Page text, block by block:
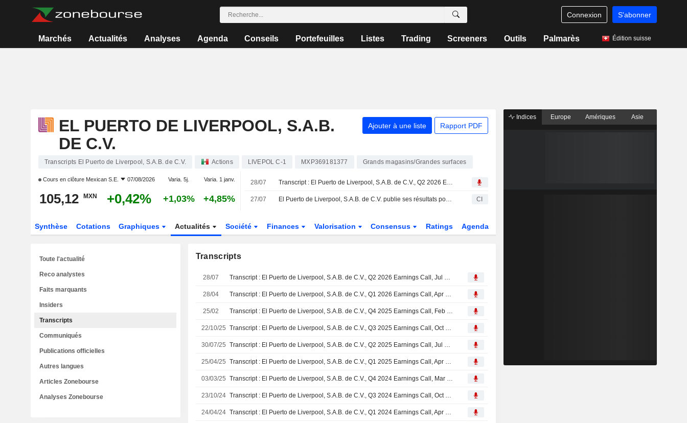
Connexion S'abonner
Marchés Actualités Analyses Agenda Conseils Portefeuilles Listes Trading Screeners Outils Palmarès Édition suisse
EL PUERTO DE LIVERPOOL, S.A.B.
DE C.V.
Ajouter à une liste Rapport PDF
Transcripts El Puerto de Liverpool, S.A.B. de C.V. Actions LIVEPOL C-1 MXP369181377 Grands magasins/Grandes surfaces
Cours en clôture Mexican S.E. 07/08/2026 Varia. 5j. Varia. 1 janv.
105,12 MXN +0,42% +1,03% +4,85%
28/07 Transcript : El Puerto de Liverpool, S.A.B. de C.V., Q2 2026 Earnings Call, Jul 28, 2026
27/07 El Puerto de Liverpool, S.A.B. de C.V. publie ses résultats pour le deuxième trimestre et le premier semestre clos le 30 juin 2026 CI
Synthèse Cotations Graphiques Actualités Société Finances Valorisation Consensus Ratings Agenda
Transcripts
28/07 Transcript : El Puerto de Liverpool, S.A.B. de C.V., Q2 2026 Earnings Call, Jul 28, 2026
28/04 Transcript : El Puerto de Liverpool, S.A.B. de C.V., Q1 2026 Earnings Call, Apr 28, 2026
25/02 Transcript : El Puerto de Liverpool, S.A.B. de C.V., Q4 2025 Earnings Call, Feb 24, 2026
22/10/25 Transcript : El Puerto de Liverpool, S.A.B. de C.V., Q3 2025 Earnings Call, Oct 22, 2025
30/07/25 Transcript : El Puerto de Liverpool, S.A.B. de C.V., Q2 2025 Earnings Call, Jul 30, 2025
25/04/25 Transcript : El Puerto de Liverpool, S.A.B. de C.V., Q1 2025 Earnings Call, Apr 25, 2025
03/03/25 Transcript : El Puerto de Liverpool, S.A.B. de C.V., Q4 2024 Earnings Call, Mar 03, 2025
23/10/24 Transcript : El Puerto de Liverpool, S.A.B. de C.V., Q3 2024 Earnings Call, Oct 23, 2024
24/04/24 Transcript : El Puerto de Liverpool, S.A.B. de C.V., Q1 2024 Earnings Call, Apr 24, 2024
Toute l'actualité
Reco analystes
Faits marquants
Insiders
Transcripts
Communiqués
Publications officielles
Autres langues
Articles Zonebourse
Analyses Zonebourse
Indices Europe Amériques Asie